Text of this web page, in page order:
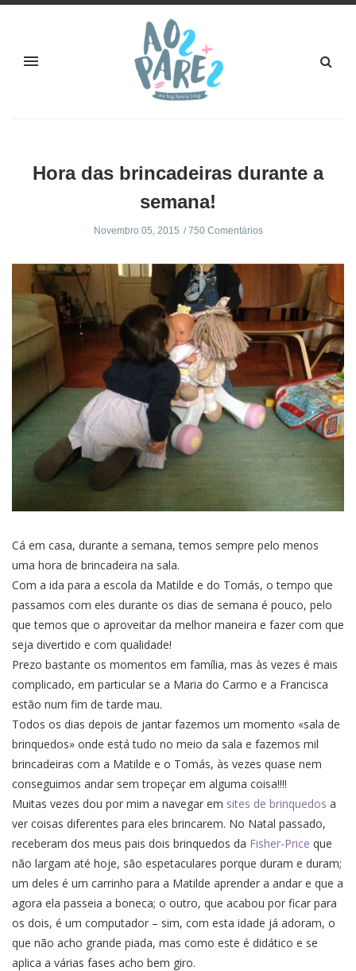
Hora das brincadeiras durante a
semana!
Novembro 05, 2015 750 Comentários
Cá em casa, durante a semana, temos sempre pelo menos
uma hora de brincadeira na sala.
Com a ida para a escola da Matilde e do Tomás, o tempo que
passamos com eles durante os dias de semana é pouco, pelo
que temos que o aproveitar da melhor maneira e fazer com que
seja divertido e com qualidade!
Prezo bastante os momentos em família, mas às vezes é mais
complicado, em particular se a Maria do Carmo e a Francisca
estão num fim de tarde mau.
Todos os dias depois de jantar fazemos um momento «sala de
brinquedos» onde está tudo no meio da sala e fazemos mil
brincadeiras com a Matilde e o Tomás, às vezes quase nem
conseguimos andar sem tropeçar em alguma coisa!!!!
Muitas vezes dou por mim a navegar em sites de brinquedos a
ver coisas diferentes para eles brincarem. No Natal passado,
receberam dos meus pais dois brinquedos da Fisher-Price que
não largam até hoje, são espetaculares porque duram e duram;
um deles é um carrinho para a Matilde aprender a andar e que a
agora ela passeia a boneca; o outro, que acabou por ficar para
os dois, é um computador – sim, com esta idade já adoram, o
que não acho grande piada, mas como este é didático e se
aplica a várias fases acho bem giro.